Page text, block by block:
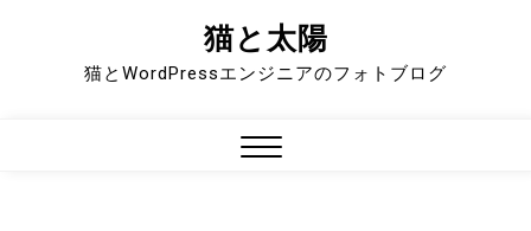
猫と太陽
猫とWordPressエンジニアのフォトブログ